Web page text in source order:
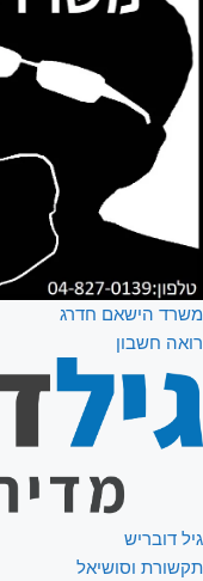
משרד הישאם חדרג
רואה חשבון
גיל דובריש
תקשורת וסושיאל